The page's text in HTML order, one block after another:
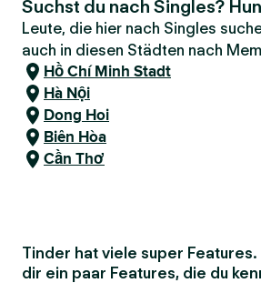
Suchst du nach Singles?
Leute, die hier nach Singles
auch in diesen Städten nach
Hồ Chí Minh Stadt
Hà Nội
Dong Hoi
Biên Hòa
Cần Thơ
Tinder hat viele super
dir ein paar Features, die du